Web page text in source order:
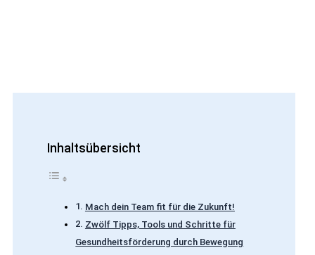
Inhaltsübersicht
Mach dein Team fit für die Zukunft!
Zwölf Tipps, Tools und Schritte für
Gesundheitsförderung durch Bewegung